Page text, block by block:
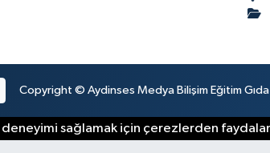
Copyright © Aydinses Medya Bilişim Eğitim
deneyimi sağlamak için çerezlerden